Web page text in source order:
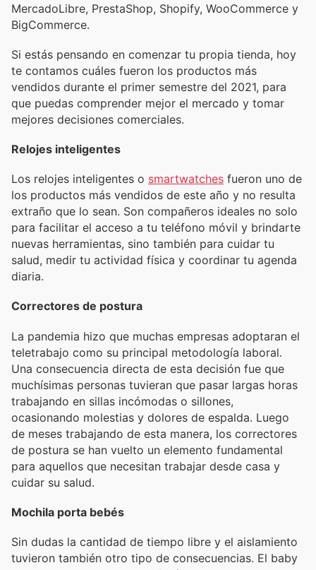
MercadoLibre, PrestaShop, Shopify, WooCommerce y
BigCommerce.
Si estás pensando en comenzar tu propia tienda, hoy
te contamos cuáles fueron los productos más
vendidos durante el primer semestre del 2021, para
que puedas comprender mejor el mercado y tomar
mejores decisiones comerciales.
Relojes inteligentes
Los relojes inteligentes o smartwatches fueron uno de
los productos más vendidos de este año y no resulta
extraño que lo sean. Son compañeros ideales no solo
para facilitar el acceso a tu teléfono móvil y brindarte
nuevas herramientas, sino también para cuidar tu
salud, medir tu actividad física y coordinar tu agenda
diaria.
Correctores de postura
La pandemia hizo que muchas empresas adoptaran el
teletrabajo como su principal metodología laboral.
Una consecuencia directa de esta decisión fue que
muchísimas personas tuvieran que pasar largas horas
trabajando en sillas incómodas o sillones,
ocasionando molestias y dolores de espalda. Luego
de meses trabajando de esta manera, los correctores
de postura se han vuelto un elemento fundamental
para aquellos que necesitan trabajar desde casa y
cuidar su salud.
Mochila porta bebés
Sin dudas la cantidad de tiempo libre y el aislamiento
tuvieron también otro tipo de consecuencias. El baby